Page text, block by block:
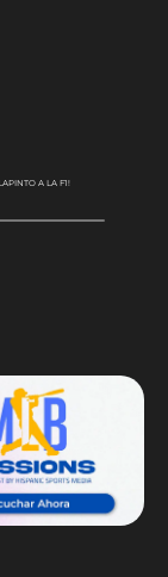
A LA F1!